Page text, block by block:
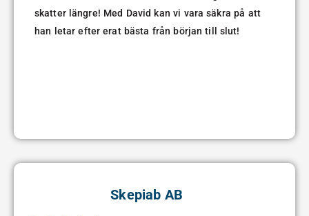
skatter längre! Med David kan vi vara säkra på att
han letar efter erat bästa från början till slut!
Skepiab AB